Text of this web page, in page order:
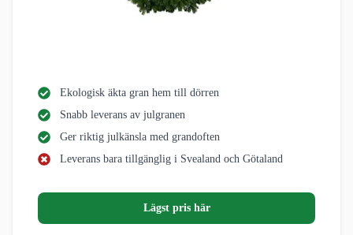
Ekologisk äkta gran hem till dörren
Snabb leverans av julgranen
Ger riktig julkänsla med grandoften
Leverans bara tillgänglig i Svealand och Götaland
Lägst pris här